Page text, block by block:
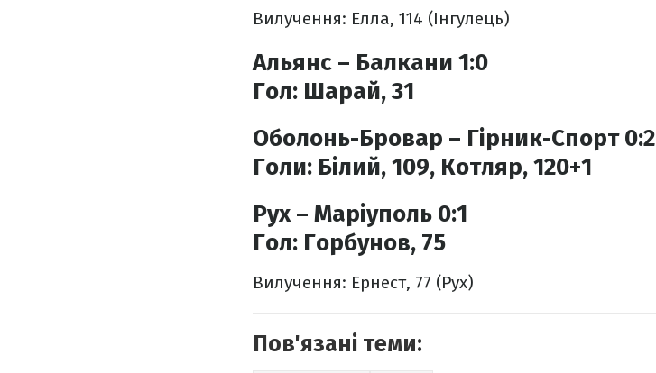
Вилучення: Елла, 114 (Інгулець)
Альянс – Балкани 1:0
Гол: Шарай, 31
Оболонь-Бровар – Гірник-Спорт 0:2
Голи: Білий, 109, Котляр, 120+1
Рух – Маріуполь 0:1
Гол: Горбунов, 75
Вилучення: Ернест, 77 (Рух)
Пов'язані теми: